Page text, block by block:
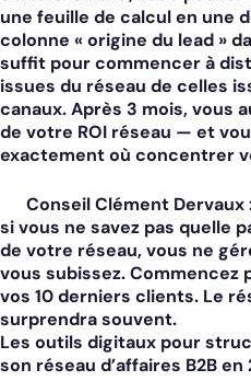
une feuille de calcul en une
colonne « origine du lead »
suffit pour commencer à
issues du réseau de celles
canaux. Après 3 mois, vous
de votre ROI réseau — et
exactement où concentrer
Conseil Clément Dervaux
si vous ne savez pas quelle
de votre réseau, vous ne
vous subissez. Commencez
vos 10 derniers clients. Le
surprendra souvent.
Les outils digitaux pour
son réseau d’affaires B2B en